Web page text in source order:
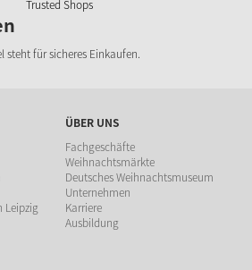
steht für sicheres Einkaufen.
Leipzig
ÜBER UNS
Fachgeschäfte
Weihnachtsmärkte
Deutsches Weihnachtsmuseum
Unternehmen
Karriere
Ausbildung